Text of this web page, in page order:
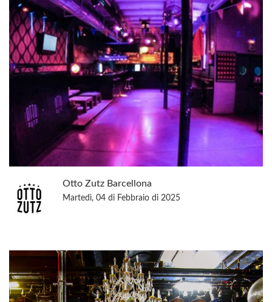
Otto Zutz Barcellona
Martedì, 04 di Febbraio di 2025